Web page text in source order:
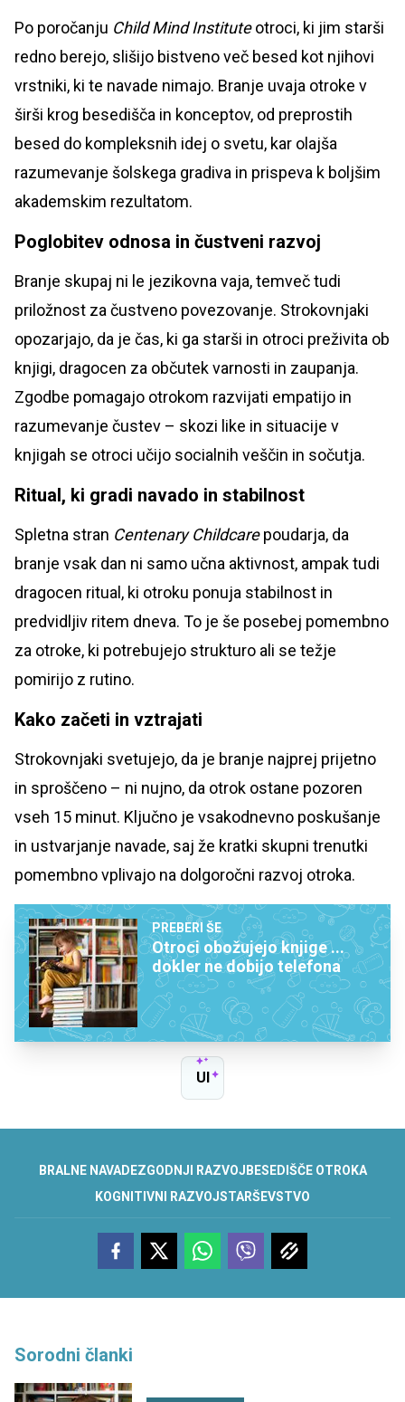
Po poročanju Child Mind Instituteotroci, ki jim starši
redno berejo, slišijo bistveno več besed kot njihovi
vrstniki, ki te navade nimajo. Branje uvaja otroke v
širši krog besedišča in konceptov, od preprostih
besed do kompleksnih idej o svetu, kar olajša
razumevanje šolskega gradiva in prispeva k boljšim
akademskim rezultatom.
Poglobitev odnosa in čustveni razvoj
Branje skupaj ni le jezikovna vaja, temveč tudi
priložnost za čustveno povezovanje. Strokovnjaki
opozarjajo, da je čas, ki ga starši in otroci preživita ob
knjigi, dragocen za občutek varnosti in zaupanja.
Zgodbe pomagajo otrokom razvijati empatijo in
razumevanje čustev – skozi like in situacije v
knjigah se otroci učijo socialnih veščin in sočutja.
Ritual, ki gradi navado in stabilnost
Spletna stran Centenary Childcarepoudarja, da
branje vsak dan ni samo učna aktivnost, ampak tudi
dragocen ritual, ki otroku ponuja stabilnost in
predvidljiv ritem dneva. To je še posebej pomembno
za otroke, ki potrebujejo strukturo ali se težje
pomirijo z rutino.
Kako začeti in vztrajati
Strokovnjaki svetujejo, da je branje najprej prijetno
in sproščeno – ni nujno, da otrok ostane pozoren
vseh 15 minut. Ključno je vsakodnevno poskušanje
in ustvarjanje navade, saj že kratki skupni trenutki
pomembno vplivajo na dolgoročni razvoj otroka.
PREBERI ŠE
Otroci obožujejo knjige ...
dokler ne dobijo telefona
UI
BRALNE NAVADEZGODNJI RAZVOJBESEDIŠČE OTROKA
KOGNITIVNI RAZVOJSTARŠEVSTVO
Sorodni članki